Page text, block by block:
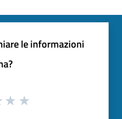
le informazioni